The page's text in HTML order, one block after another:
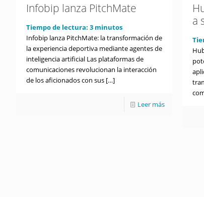
Infobip lanza PitchMate
Tiempo de lectura: 3 minutos
Infobip lanza PitchMate: la transformación de
la experiencia deportiva mediante agentes de
inteligencia artificial Las plataformas de
comunicaciones revolucionan la interacción
de los aficionados con sus[…]
Leer más
a